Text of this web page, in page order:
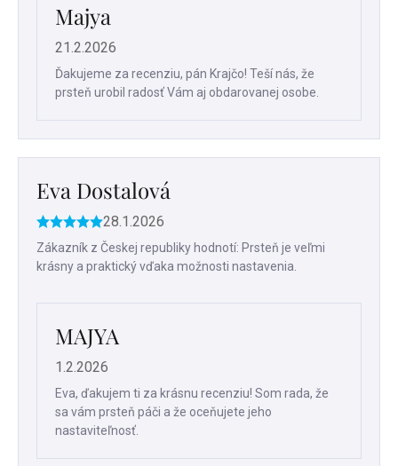
hviezdičiek.
Majya
21.2.2026
Ďakujeme za recenziu, pán Krajčo! Teší nás, že
prsteň urobil radosť Vám aj obdarovanej osobe.
Eva Dostalová
Hodnotenie
produktu
je
hviezdičiek.
28.1.2026
Zákazník z Českej republiky hodnotí: Prsteň je veľmi
krásny a praktický vďaka možnosti nastavenia.
MAJYA
1.2.2026
Eva, ďakujem ti za krásnu recenziu! Som rada, že
sa vám prsteň páči a že oceňujete jeho
nastaviteľnosť.